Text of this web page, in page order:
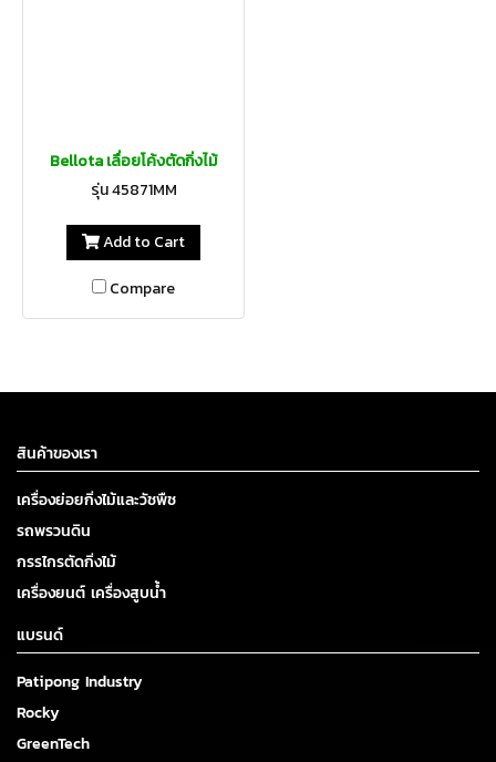
Bellota เลื่อยโค้งตัดกิ่งไม้
รุ่น 45871MM
Add to Cart
Compare
สินค้าของเรา
เครื่องย่อยกิ่งไม้และวัชพืช
รถพรวนดิน
กรรไกรตัดกิ่งไม้
เครื่องยนต์ เครื่องสูบน้ำ
แบรนด์
Patipong Industry
Rocky
GreenTech